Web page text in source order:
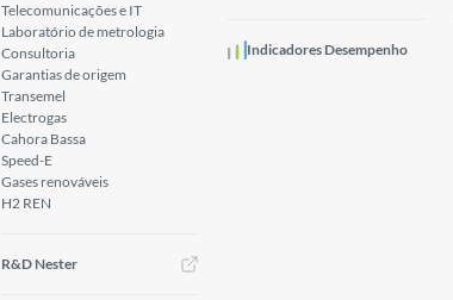
Telecomunicações e IT
Laboratório de metrologia
Consultoria
Garantias de origem
Transemel
Electrogas
Cahora Bassa
Speed-E
Gases renováveis
H2 REN
R&D Nester
Indicadores Desempenho